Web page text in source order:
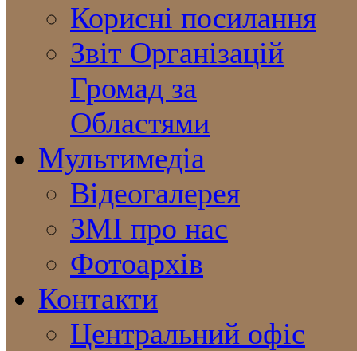
Корисні посилання
Звіт Організацій
Громад за
Областями
Мультимедіа
Відеогалерея
ЗМІ про нас
Фотоархів
Контакти
Центральний офіс